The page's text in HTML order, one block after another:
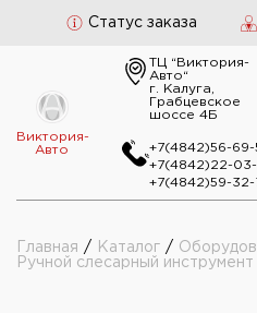
Статус заказа
Виктория-
Авто
ТЦ “Виктория-
Авто“
г. Калуга,
Грабцевское
шоссе 4Б
+7(4842)56-69-
+7(4842)22-03-
+7(4842)59-32-
Главная / Каталог /
Ручной слесарный инструмент